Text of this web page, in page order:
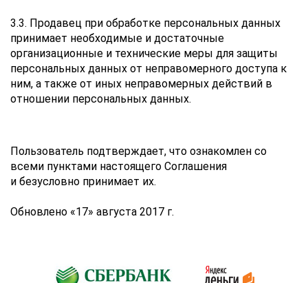
3.3. Продавец при обработке персональных данных
принимает необходимые и достаточные
организационные и технические меры для защиты
персональных данных от неправомерного доступа к
ним, а также от иных неправомерных действий в
отношении персональных данных.
Пользователь подтверждает, что ознакомлен со
всеми пунктами настоящего Соглашения
и безусловно принимает их.
Обновлено «17» августа 2017 г.